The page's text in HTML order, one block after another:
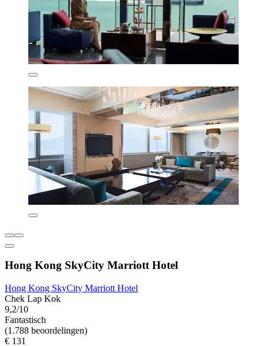
Hong Kong SkyCity Marriott Hotel
Hong Kong SkyCity Marriott Hotel
Chek Lap Kok
9,2/10
Fantastisch
(1.788 beoordelingen)
€ 131